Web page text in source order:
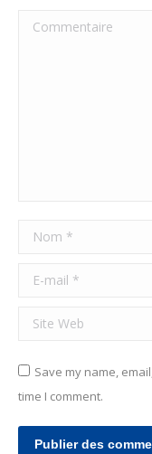
Commentaire
Nom *
E-mail *
Site Web
Save my name,
time I comment.
Publier des